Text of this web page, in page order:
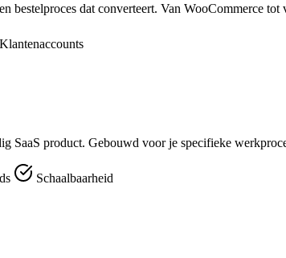
bestelproces dat converteert. Van WooCommerce
Klantenaccounts
SaaS product. Gebouwd voor je specifieke
Schaalbaarheid